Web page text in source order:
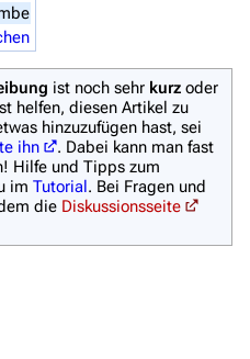
ist noch sehr kurz oder
helfen, diesen Artikel zu
hinzuzufügen hast, sei
ihn
. Dabei kann man fast
Hilfe und Tipps zum
im Tutorial. Bei Fragen und
die Diskussionsseite